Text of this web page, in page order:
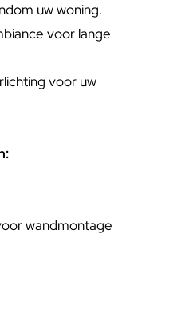
uw woning.
voor lange
voor uw
wandmontage